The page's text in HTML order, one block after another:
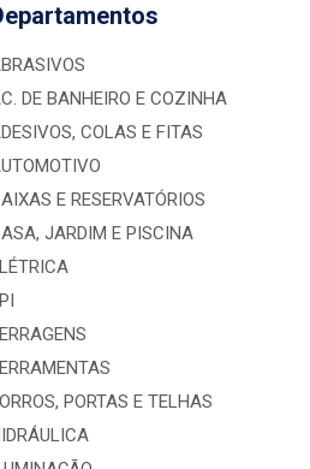
DE BANHEIRO E COZINHA
COLAS E FITAS
E RESERVATÓRIOS
JARDIM E PISCINA
PORTAS E TELHAS